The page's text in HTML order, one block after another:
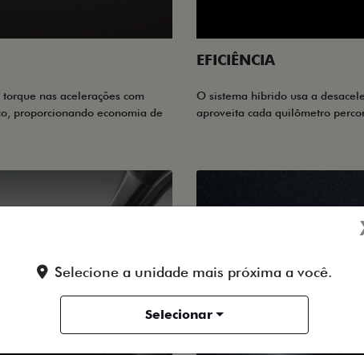
nas acelerações com
proporcionando economia de
EFICIÊNCIA
O sistema híbrido usa a
aproveita cada quilômetro
Selecione a unidade mais próxima a você.
Selecionar